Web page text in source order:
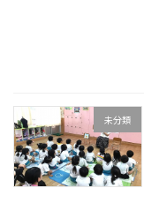
未分類